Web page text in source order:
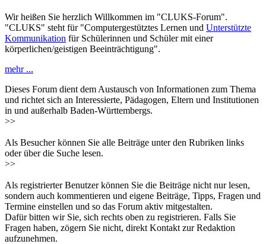
Wir heißen Sie herzlich Willkommen im "CLUKS-Forum".
"CLUKS" steht für "Computergestütztes Lernen und Unterstützte
Kommunikation für Schülerinnen und Schüler mit einer
körperlichen/geistigen Beeinträchtigung".
mehr ...
Dieses Forum dient dem Austausch von Informationen zum Thema
und richtet sich an Interessierte, Pädagogen, Eltern und Institutionen
in und außerhalb Baden-Württembergs.
>>
Als Besucher können Sie alle Beiträge unter den Rubriken links
oder über die Suche lesen.
>>
Als registrierter Benutzer können Sie die Beiträge nicht nur lesen,
sondern auch kommentieren und eigene Beiträge, Tipps, Fragen und
Termine einstellen und so das Forum aktiv mitgestalten.
Dafür bitten wir Sie, sich rechts oben zu registrieren. Falls Sie
Fragen haben, zögern Sie nicht, direkt Kontakt zur Redaktion
aufzunehmen.